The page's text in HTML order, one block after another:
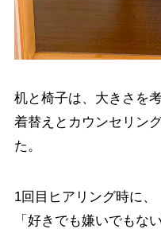
机と椅子は、大きさを
着替えとカウンセリン
た。
1回目ヒアリング時に、
「好きでも嫌いでもな